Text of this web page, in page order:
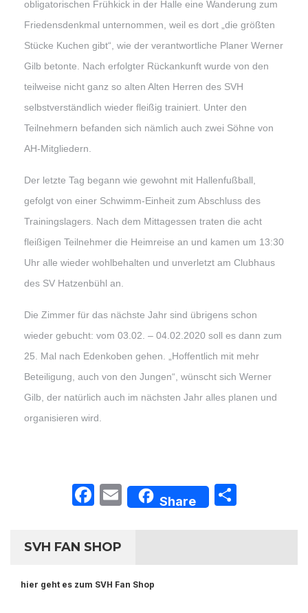
obligatorischen Frühkick in der Halle eine Wanderung zum
Friedensdenkmal unternommen, weil es dort „die größten
Stücke Kuchen gibt“, wie der verantwortliche Planer Werner
Gilb betonte. Nach erfolgter Rückankunft wurde von den
teilweise nicht ganz so alten Alten Herren des SVH
selbstverständlich wieder fleißig trainiert. Unter den
Teilnehmern befanden sich nämlich auch zwei Söhne von
AH-Mitgliedern.
Der letzte Tag begann wie gewohnt mit Hallenfußball,
gefolgt von einer Schwimm-Einheit zum Abschluss des
Trainingslagers. Nach dem Mittagessen traten die acht
fleißigen Teilnehmer die Heimreise an und kamen um 13:30
Uhr alle wieder wohlbehalten und unverletzt am Clubhaus
des SV Hatzenbühl an.
Die Zimmer für das nächste Jahr sind übrigens schon
wieder gebucht: vom 03.02. – 04.02.2020 soll es dann zum
25. Mal nach Edenkoben gehen. „Hoffentlich mit mehr
Beteiligung, auch von den Jungen“, wünscht sich Werner
Gilb, der natürlich auch im nächsten Jahr alles planen und
organisieren wird.
Facebook
EmailShare Teilen
SVH FAN SHOP
hier geht es zum SVH Fan Shop